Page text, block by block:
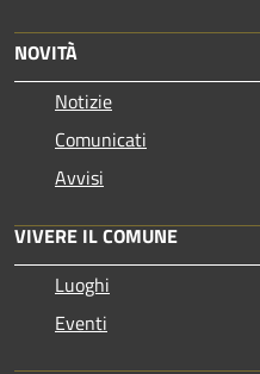
NOVITÀ
Notizie
Comunicati
Avvisi
VIVERE IL COMUNE
Luoghi
Eventi